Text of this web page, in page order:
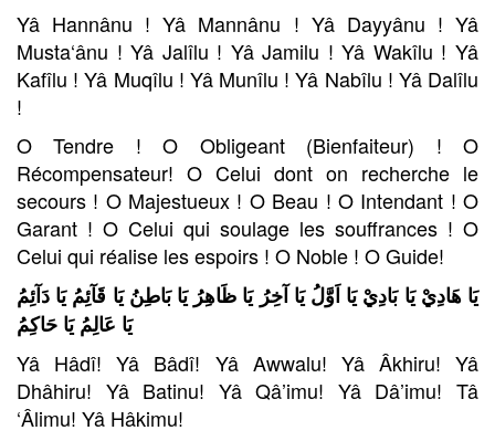
Yâ Hannânu ! Yâ Mannânu ! Yâ Dayyânu ! Yâ
Musta‘ânu ! Yâ Jalîlu ! Yâ Jamilu ! Yâ Wakîlu ! Yâ
Kafîlu ! Yâ Muqîlu ! Yâ Munîlu ! Yâ Nabîlu ! Yâ Dalîlu
!
O Tendre ! O Obligeant (Bienfaiteur) ! O
Récompensateur! O Celui dont on recherche le
secours ! O Majestueux ! O Beau ! O Intendant ! O
Garant ! O Celui qui soulage les souffrances ! O
Celui qui réalise les espoirs ! O Noble ! O Guide!
يَا هَادِيْ يَا بَادِيْ يَا اَوَّلُ يَا آخِرُ يَا ظَاهِرُ يَا بَاطِنُ يَا قَآئِمُ يَا دَآئِمُ
يَا عَالِمُ يَا حَاكِمُ
Yâ Hâdî! Yâ Bâdî! Yâ Awwalu! Yâ Âkhiru! Yâ
Dhâhiru! Yâ Batinu! Yâ Qâ’imu! Yâ Dâ’imu! Tâ
‘Âlimu! Yâ Hâkimu!